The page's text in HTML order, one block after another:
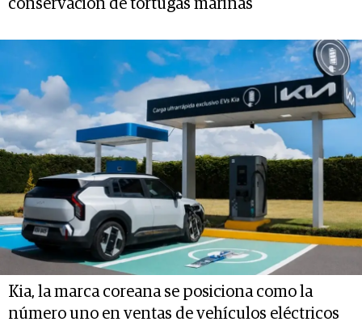
conservación de tortugas marinas
Kia, la marca coreana se posiciona como la
número uno en ventas de vehículos eléctricos